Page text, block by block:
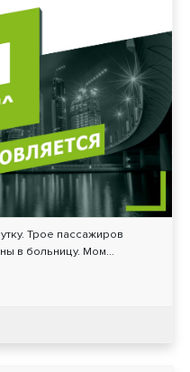
Трое пассажиров
в больницу. Мом...